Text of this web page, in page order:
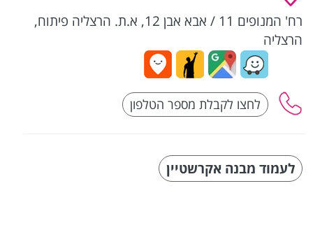
רח' המנופים 11 / אבא אבן 12, א.ת. הרצליה פיתוח,
הרצליה
לעמוד מבנה אקרשטיין